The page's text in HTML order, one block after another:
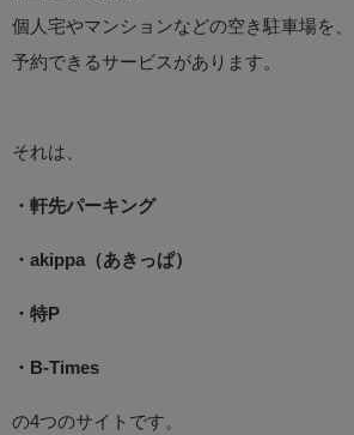
個人宅やマンションなどの空き駐車場を、
予約できるサービスがあります。
それは、
・軒先パーキング
・akippa（あきっぱ）
・特P
・B-Times
の4つのサイトです。